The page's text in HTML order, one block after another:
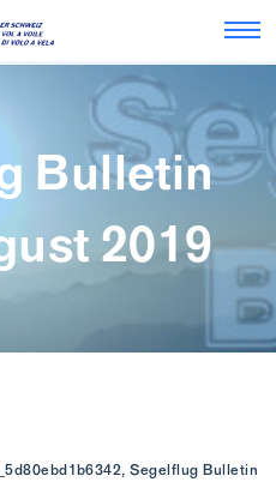
Bulletin
2019
Segelflug Bulletin